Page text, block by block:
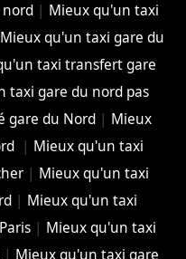
nord | Mieux qu'un taxi
Mieux qu'un taxi gare du
taxi transfert gare
taxi gare du nord pas
gare du Nord | Mieux
| Mieux qu'un taxi
| Mieux qu'un taxi
| Mieux qu'un taxi
| Mieux qu'un taxi
| Mieux qu'un taxi gare